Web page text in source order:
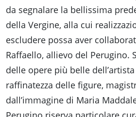
da segnalare la bellissima
della Vergine, alla cui
escludere possa aver
Raffaello, allievo del Perugino.
delle opere più belle
raffinatezza delle figure,
dall’immagine di Maria